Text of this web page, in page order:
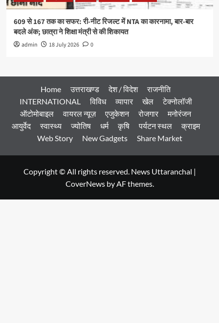
609 से 167 तक का सफर: री-नीट रिजल्ट में NTA का कारनामा, बार-बार
बदले अंक; छात्रा ने शिक्षा मंत्री से की शिकायत
admin 18 July 2026 0
Home उत्तराखण्ड देश / विदेश
राजनीति
INTERNATIONAL
विविध व्यापार खेल
टेक्नोलॉजी
ऑटोमोबाइल
वायरल न्यूज़ एजुकेशन रोजगार
मनोरंजन
आयुर्वेद
स्वास्थ्य ज्योतिष धर्म कृषि पर्यटन स्थल
क्राइम
Web Story
New Gadgets Share Market
Copyright © All rights reserved. News Uttaranchal |
CoverNewsby AF themes.